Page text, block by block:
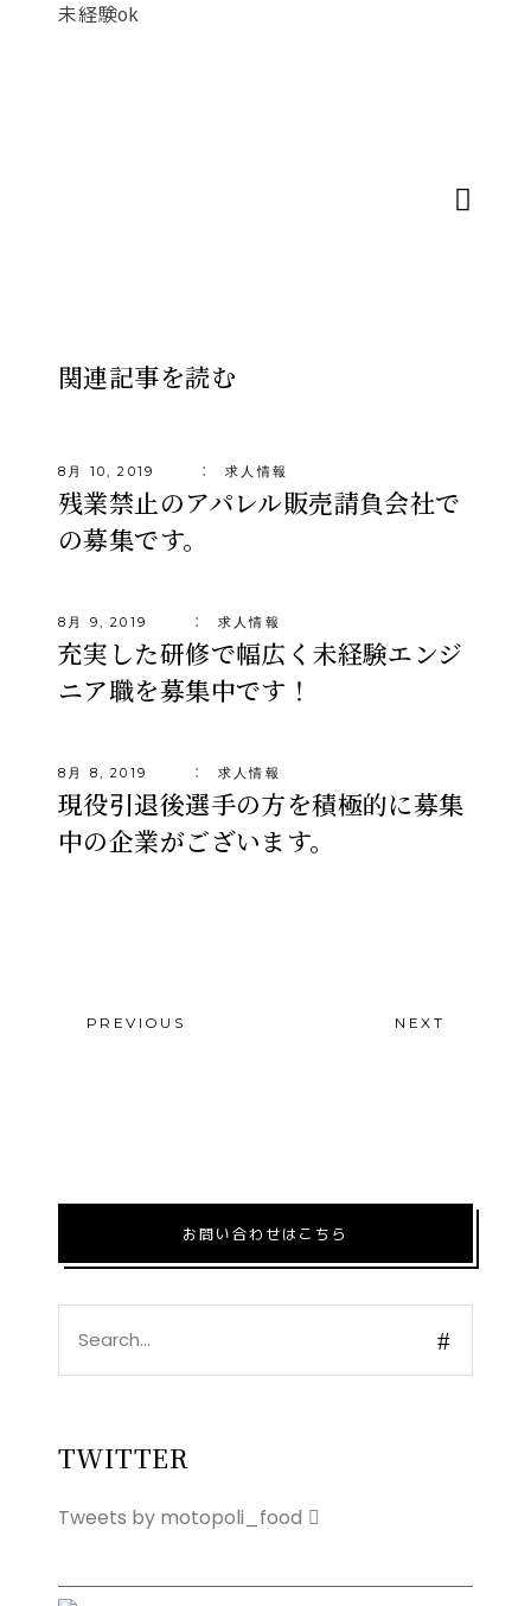
未経験ok
関連記事を読む
8月 10, 2019 求人情報
残業禁止のアパレル販売請負会社で
の募集です。
8月 9, 2019 求人情報
充実した研修で幅広く未経験エンジ
ニア職を募集中です！
8月 8, 2019 求人情報
現役引退後選手の方を積極的に募集
中の企業がございます。
PREVIOUS NEXT
お問い合わせはこちら
for:
TWITTER
Tweets by motopoli_food